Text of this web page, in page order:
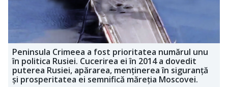
Peninsula Crimeea a fost prioritatea numărul unu
în politica Rusiei. Cucerirea ei în 2014 a dovedit
puterea Rusiei, apărarea, menținerea în siguranță
și prosperitatea ei semnifică măreția Moscovei.